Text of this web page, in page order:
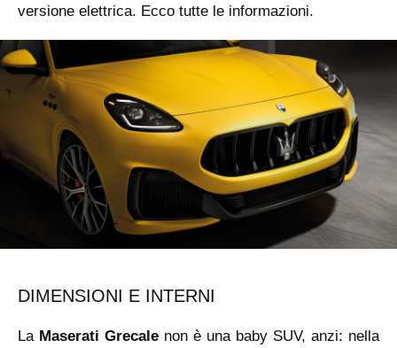
versione elettrica. Ecco tutte le informazioni.
DIMENSIONI E INTERNI
La Maserati Grecale non è una baby SUV, anzi: nella